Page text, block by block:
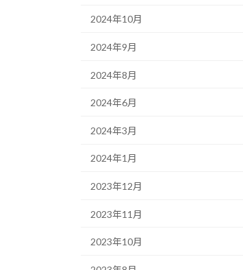
2024年10月
2024年9月
2024年8月
2024年6月
2024年3月
2024年1月
2023年12月
2023年11月
2023年10月